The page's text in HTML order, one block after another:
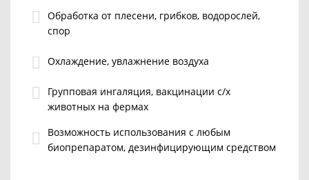
Обработка от плесени, грибков, водорослей,
спор
Охлаждение, увлажнение воздуха
Групповая ингаляция, вакцинации с/х
животных на фермах
Возможность использования с любым
биопрепаратом, дезинфицирующим средством